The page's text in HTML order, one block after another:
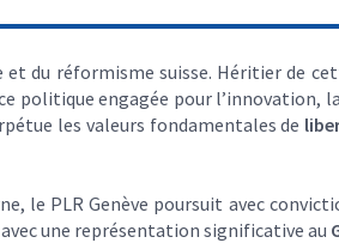
et du réformisme suisse. Héritier de
politique engagée pour l’innovation,
les valeurs fondamentales de
le PLR Genève poursuit avec
une représentation significative au